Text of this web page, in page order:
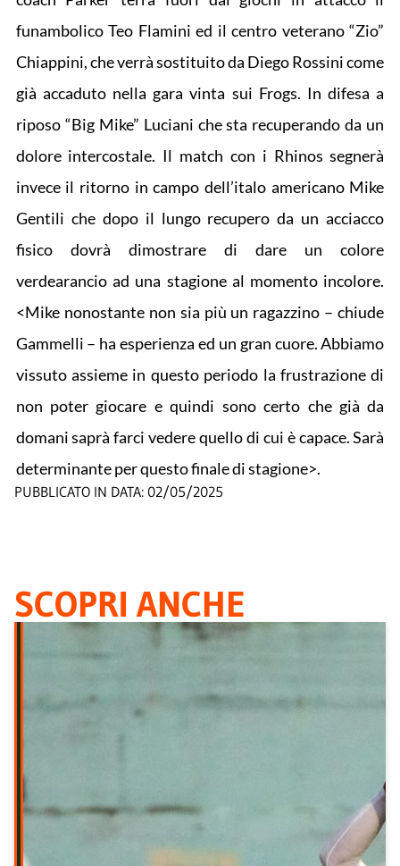
funambolico Teo Flamini ed il centro veterano “Zio”
Chiappini, che verrà sostituito da Diego Rossini come
già accaduto nella gara vinta sui Frogs. In difesa a
riposo “Big Mike” Luciani che sta recuperando da un
dolore intercostale. Il match con i Rhinos segnerà
invece il ritorno in campo dell’italo americano Mike
Gentili che dopo il lungo recupero da un acciacco
fisico dovrà dimostrare di dare un colore
verdearancio ad una stagione al momento incolore.
<Mike nonostante non sia più un ragazzino – chiude
Gammelli – ha esperienza ed un gran cuore. Abbiamo
vissuto assieme in questo periodo la frustrazione di
non poter giocare e quindi sono certo che già da
domani saprà farci vedere quello di cui è capace. Sarà
determinante per questo finale di stagione>.
PUBBLICATO IN DATA: 02/05/2025
SCOPRI ANCHE